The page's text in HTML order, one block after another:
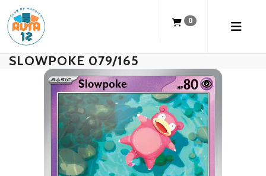
0
SLOWPOKE 079/165